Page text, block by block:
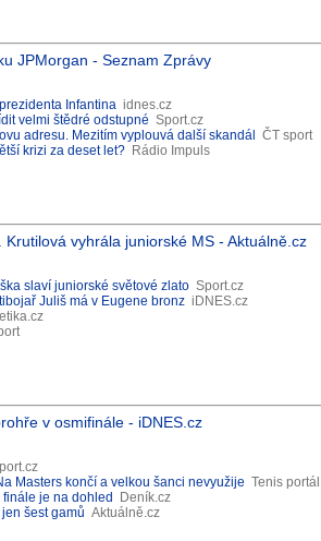
JPMorgan - Seznam Zprávy
Infantina idnes.cz
velmi štědré odstupné Sport.cz
adresu. Mezitím vyplouvá další skandál
ČT sport
krizi za deset let? Rádio Impuls
vyhrála juniorské MS - Aktuálně.cz
slaví juniorské světové zlato Sport.cz
Juliš má v Eugene bronz iDNES.cz
v osmifinále - iDNES.cz
Masters končí a velkou šanci nevyužije Tenis portál
je na dohled
Deník.cz
šest gamů Aktuálně.cz